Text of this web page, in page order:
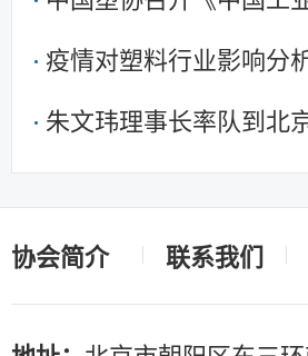
疫情对塑料行业影响分
朱文玮理事长率队到北
协会简介 联系我们